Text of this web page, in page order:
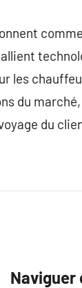
les
du
du
Naviguer